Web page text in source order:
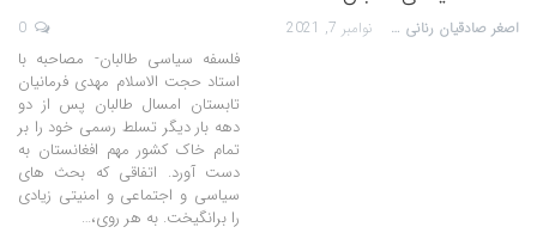
اصغر صادقیان رنانی نوامبر 7, 2021
فلسفه سیاسی طالبان- مصاحبه با
استاد حجت الاسلام مهدی فرمانیان
تابستان امسال طالبان پس از دو
دهه بار دیگر تسلط رسمی خود را بر
تمام خاک کشور مهم افغانستان به
دست آورد. اتفاقی که بحث های
سیاسی و اجتماعی و امنیتی زیادی
را برانگیخت. به هر روی،…